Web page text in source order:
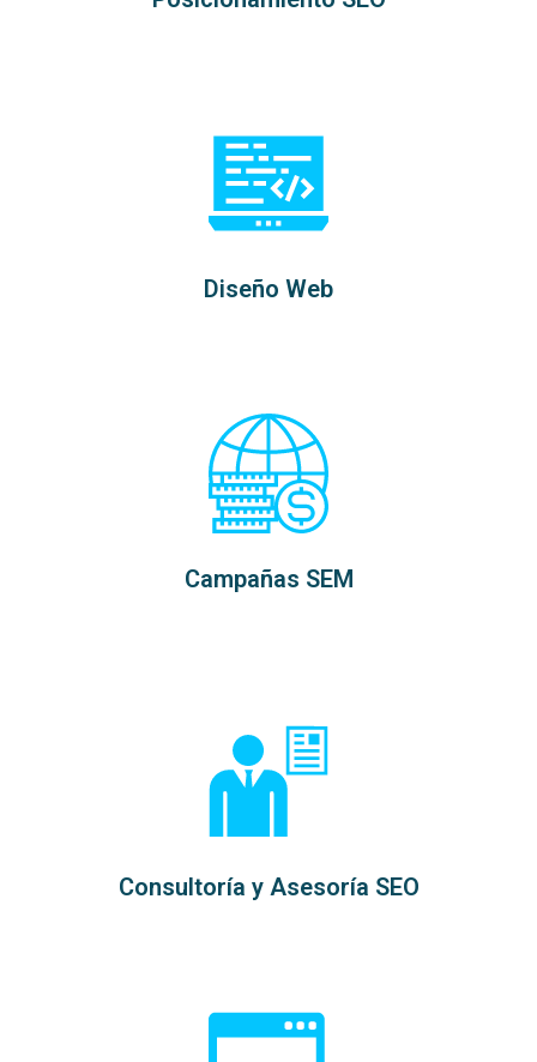
Diseño Web
Campañas SEM
Consultoría y Asesoría SEO